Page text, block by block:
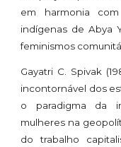
em harmonia
indígenas de Abya
feminismos
Gayatri C. Spivak
incontornável dos
o paradigma da
mulheres na
do trabalho